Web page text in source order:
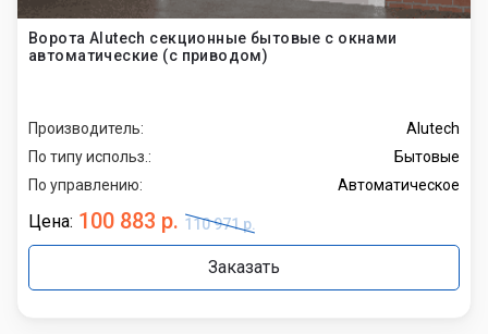
Ворота Alutech секционные бытовые с окнами
автоматические (с приводом)
Производитель:
Alutech
По типу использ.:
Бытовые
По управлению:
Автоматическое
Цена: 100 883 р. 110 971 р.
Заказать